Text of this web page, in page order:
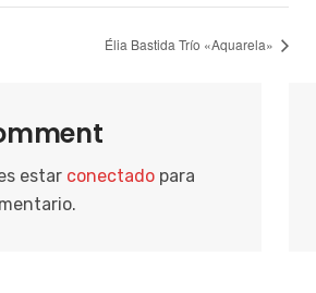
Élia Bastida Trío «Aquarela»
estar conectado para